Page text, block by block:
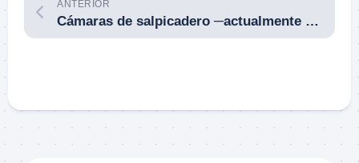
ANTERIOR
Cámaras de salpicadero ─actualmente parabrisas─: su origen y uso policial y particular.